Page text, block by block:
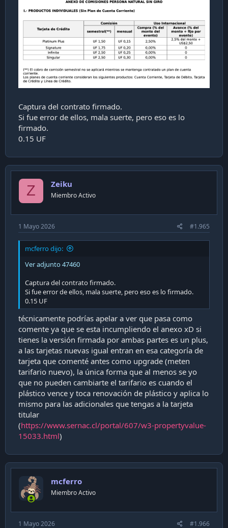
Captura del contrato firmado.
Si fue error de ellos, mala suerte, pero eso es lo
firmado.
0.15 UF
Z Zeiku
Miembro Activo
1 Mayo 2026 #1.965
mcferro dijo:
Ver adjunto 47460
Captura del contrato firmado.
Si fue error de ellos, mala suerte, pero eso es lo firmado.
0.15 UF
técnicamente podrías apelar a ver que pasa como
comente ya que se esta incumpliendo el anexo xD si
tienes la versión firmada por ambas partes es un plus,
a las tarjetas nuevas igual entran en esa categoría de
tarjeta que comenté antes como upgrade (meten
tarifario nuevo), la única forma que al menos se yo
que no pueden cambiarte el tarifario es cuando el
plástico vence y toca renovación de plástico y aplica lo
mismo para las adicionales que tengas a la tarjeta
titular
(https://www.sernac.cl/portal/607/w3-propertyvalue-
15033.html)
mcferro
Miembro Activo
1 Mayo 2026 #1.966